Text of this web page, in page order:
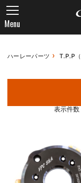
Menu
ハーレーパーツ T.P.P
1件～3件 （全3件） 1 / 1
表示件数